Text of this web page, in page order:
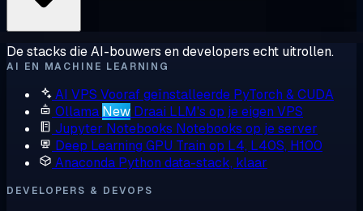
De stacks die AI-bouwers en developers echt uitrollen.
AI EN MACHINE LEARNING
AI VPS Vooraf geïnstalleerde PyTorch & CUDA
Ollama New Draai LLM's op je eigen VPS
Jupyter Notebooks Notebooks op je server
Deep Learning GPU Train op L4, L40S, H100
Anaconda Python data-stack, klaar
DEVELOPERS & DEVOPS